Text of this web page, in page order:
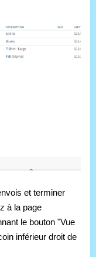
et terminer
à la page
le bouton "Vue
inférieur droit de